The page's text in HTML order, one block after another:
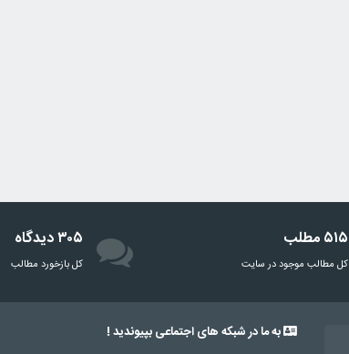
۵۱۵ مطلب
کل مطالب موجود در سایت
۳۰۵ دیدگاه
‌کل بازخورد مطالب
به ما در شبکه های اجتماعی بپیوندید !